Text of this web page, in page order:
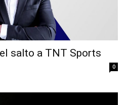
salto a TNT Sports
0